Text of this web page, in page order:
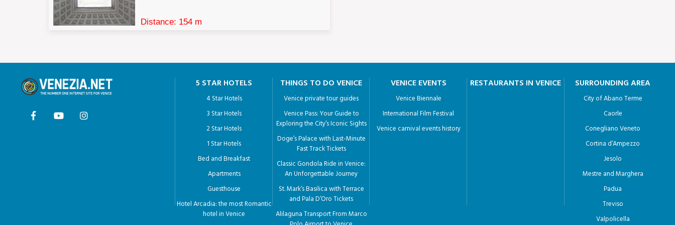
Distance: 154 m
5 STAR HOTELS
4 Star Hotels
3 Star Hotels
2 Star Hotels
1 Star Hotels
Bed and Breakfast
Apartments
Guesthouse
Hotel Arcadia: the most Romantic
hotel in Venice
THINGS TO DO VENICE
Venice private tour guides
Venice Pass: Your Guide to
Exploring the City’s Iconic Sights
Doge’s Palace with Last-Minute
Fast Track Tickets
Classic Gondola Ride in Venice:
An Unforgettable Journey
St. Mark’s Basilica with Terrace
and Pala D’Oro Tickets
Alilaguna Transport From Marco
VENICE EVENTS
Venice Biennale
International Film Festival
Venice carnival events history
RESTAURANTS IN VENICE SURROUNDING AREA
City of Abano Terme
Caorle
Conegliano Veneto
Cortina d’Ampezzo
Jesolo
Mestre and Marghera
Padua
Treviso
Valpolicella